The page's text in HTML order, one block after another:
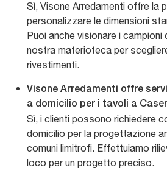
Sì, Visone Arredamenti offre la
personalizzare le dimensioni
Puoi anche visionare i campioni
nostra materioteca per
rivestimenti.
Visone Arredamenti offre
a domicilio per i tavoli a
Sì, i clienti possono richiedere
domicilio per la progettazione
comuni limitrofi. Effettuiamo
loco per un progetto preciso.